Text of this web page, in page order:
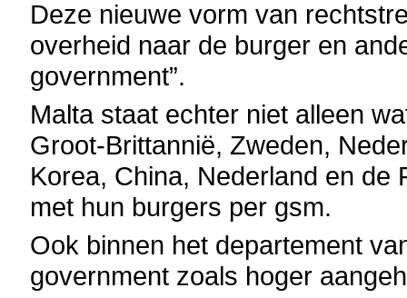
Deze nieuwe vorm van
overheid naar de burger en
government”.
Malta staat echter niet alleen
Groot-Brittannië, Zweden,
Korea, China, Nederland en de
met hun burgers per gsm.
Ook binnen het departement
government zoals hoger